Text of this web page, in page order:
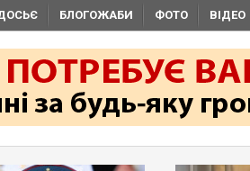
БЛОГОЖАБИ ФОТО ВІДЕО